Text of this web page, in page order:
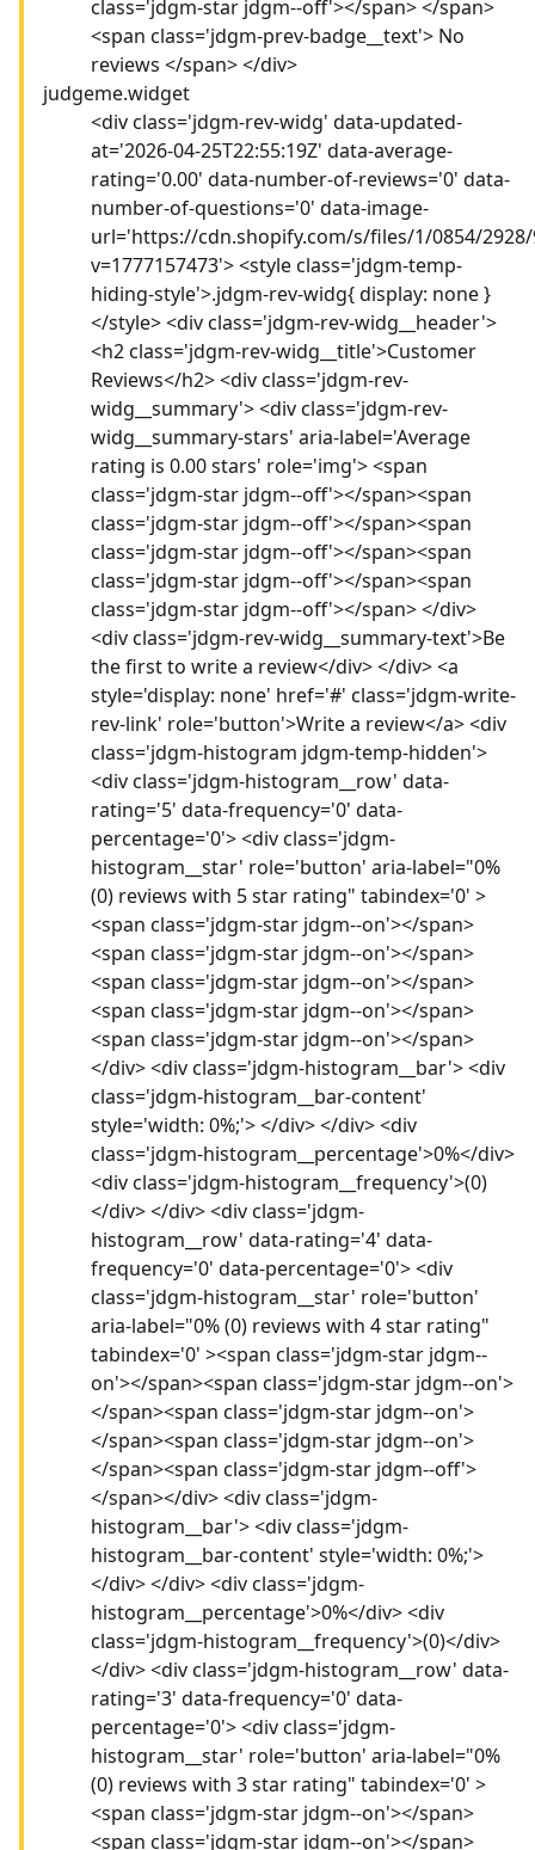
class='jdgm-star jdgm--off'></span> </span>
<span class='jdgm-prev-badge__text'> No
reviews </span> </div>
judgeme.widget
<div class='jdgm-rev-widg' data-updated-
at='2026-04-25T22:55:19Z' data-average-
rating='0.00' data-number-of-reviews='0' data-
number-of-questions='0' data-image-
url='https://cdn.shopify.com/s/files/1/0854/2928/
v=1777157473'> <style class='jdgm-temp-
hiding-style'>.jdgm-rev-widg{ display: none }
</style> <div class='jdgm-rev-widg__header'>
<h2 class='jdgm-rev-widg__title'>Customer
Reviews</h2> <div class='jdgm-rev-
widg__summary'> <div class='jdgm-rev-
widg__summary-stars' aria-label='Average
rating is 0.00 stars' role='img'> <span
class='jdgm-star jdgm--off'></span><span
class='jdgm-star jdgm--off'></span><span
class='jdgm-star jdgm--off'></span><span
class='jdgm-star jdgm--off'></span><span
class='jdgm-star jdgm--off'></span> </div>
<div class='jdgm-rev-widg__summary-text'>Be
the first to write a review</div> </div> <a
style='display: none' href='#' class='jdgm-write-
rev-link' role='button'>Write a review</a> <div
class='jdgm-histogram jdgm-temp-hidden'>
<div class='jdgm-histogram__row' data-
rating='5' data-frequency='0' data-
percentage='0'> <div class='jdgm-
histogram__star' role='button' aria-label="0%
(0) reviews with 5 star rating" tabindex='0' >
<span class='jdgm-star jdgm--on'></span>
<span class='jdgm-star jdgm--on'></span>
<span class='jdgm-star jdgm--on'></span>
<span class='jdgm-star jdgm--on'></span>
<span class='jdgm-star jdgm--on'></span>
</div> <div class='jdgm-histogram__bar'> <div
class='jdgm-histogram__bar-content'
style='width: 0%;'> </div> </div> <div
class='jdgm-histogram__percentage'>0%</div>
<div class='jdgm-histogram__frequency'>(0)
</div> </div> <div class='jdgm-
histogram__row' data-rating='4' data-
frequency='0' data-percentage='0'> <div
class='jdgm-histogram__star' role='button'
aria-label="0% (0) reviews with 4 star rating"
tabindex='0' ><span class='jdgm-star jdgm--
on'></span><span class='jdgm-star jdgm--on'>
</span><span class='jdgm-star jdgm--on'>
</span><span class='jdgm-star jdgm--on'>
</span><span class='jdgm-star jdgm--off'>
</span></div> <div class='jdgm-
histogram__bar'> <div class='jdgm-
histogram__bar-content' style='width: 0%;'>
</div> </div> <div class='jdgm-
histogram__percentage'>0%</div> <div
class='jdgm-histogram__frequency'>(0)</div>
</div> <div class='jdgm-histogram__row' data-
rating='3' data-frequency='0' data-
percentage='0'> <div class='jdgm-
histogram__star' role='button' aria-label="0%
(0) reviews with 3 star rating" tabindex='0' >
<span class='jdgm-star jdgm--on'></span>
<span class='jdgm-star jdgm--on'></span>